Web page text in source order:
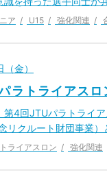
ア U15 強化関連
金）
ラトライアス
第4回JTUパラトライ
リクルート財団事業
ライアスロン 強化関連